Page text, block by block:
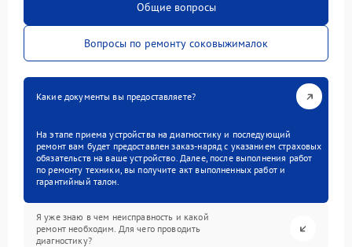
Общие вопросы
Вопросы по ремонту соковыжималок
Какие документы вы предоставляете?
На этапе приема устройства на диагностику и последующий
ремонт вам будет предоставлен заказ-наряд с указанием страховых
обязательств на ваше устройство. Далее, после выполнения работ
по ремонту техники, вы получите акт выполненных работ и
гарантийный талон.
Я уже знаю в чем неисправность и какой
ремонт необходим. Для чего проводить
диагностику?